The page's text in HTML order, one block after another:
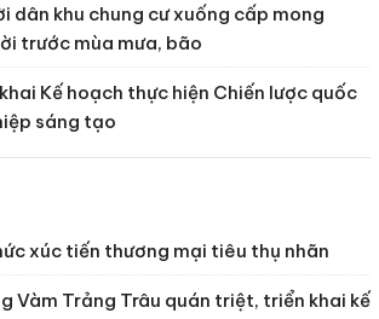
dân khu chung cư xuống cấp mong
trước mùa mưa, bão
Kế hoạch thực hiện Chiến lược quốc
sáng tạo
xúc tiến thương mại tiêu thụ nhãn
Vàm Trảng Trâu quán triệt, triển khai kế